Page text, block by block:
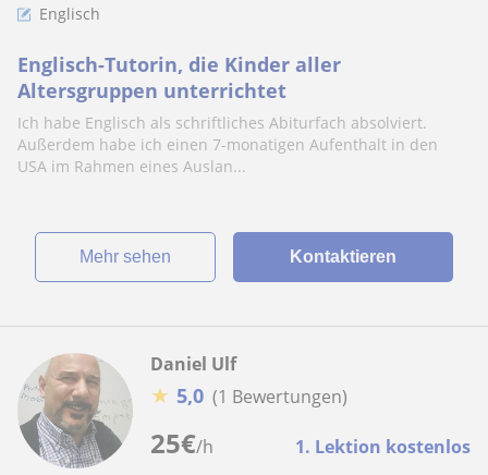
Englisch
Englisch-Tutorin, die Kinder aller
Altersgruppen unterrichtet
Ich habe Englisch als schriftliches Abiturfach absolviert.
Außerdem habe ich einen 7-monatigen Aufenthalt in den
USA im Rahmen eines Auslan...
Mehr sehen Kontaktieren
25€/h 1. Lektion kostenlos
Daniel Ulf
★ 5,0 (1 Bewertungen)